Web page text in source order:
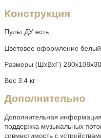
Конструкция
Пульт ДУ есть
Цветовое оформление
Размеры (ШхВхГ)
Вес 3.4 кг
Дополнительно
Дополнительная
поддержка музыкальных
совместимость с